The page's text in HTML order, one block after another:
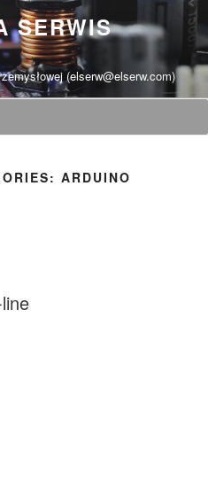
SERWIS
(elserw@elserw.com)
ARDUINO